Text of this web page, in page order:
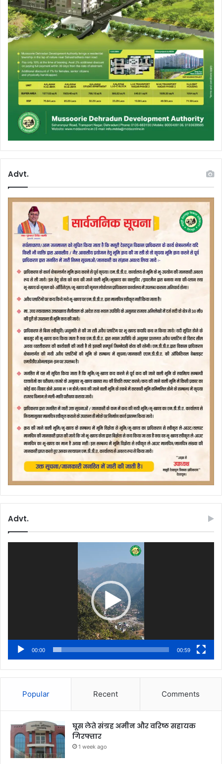
Advt.
Advt.
00:00 00:59
Popular Recent Comments
घूस लेते संग्रह अमीन और वरिष्ठ सहायक
गिरफ्तार
1 week ago